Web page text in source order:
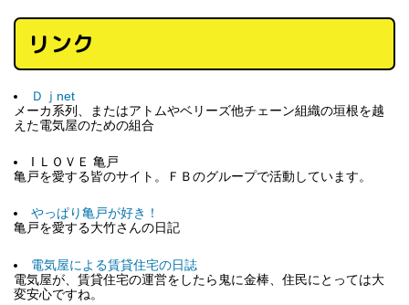
リンク
Ｄｊnet
メーカ系列、またはアトムやベリーズ他チェーン組織の垣根を越
えた電気屋のための組合
I ＬＯＶＥ 亀戸
亀戸を愛する皆のサイト。ＦＢのグループで活動しています。
やっぱり亀戸が好き！
亀戸を愛する大竹さんの日記
電気屋による賃貸住宅の日誌
電気屋が、賃貸住宅の運営をしたら鬼に金棒、住民にとっては大
変安心ですね。